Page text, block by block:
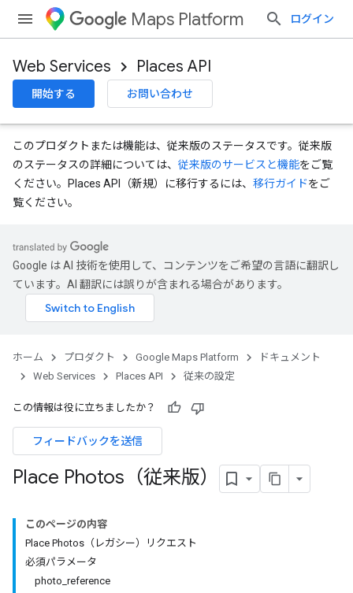
Maps Platform ログイン
Web Services Places API
開始する お問い合わせ
このプロダクトまたは機能は、従来版のステータスです。従来版
のステータスの詳細については、 従来版のサービスと機能をご覧
ください。Places API（新規）に移行するには、 移行ガイドをご
覧ください。
Google は AI 技術を使用して、コンテンツをご希望の言語に翻訳し
ています。AI 翻訳には誤りが含まれる場合があります。
ホーム プロダクト Google Maps Platform
ドキュメント
Web Services
Places API 従来の設定
この情報は役に立ちましたか？
フィードバックを送信
Place Photos（従来版）
このページの内容
Place Photos（レガシー）リクエスト
必須パラメータ
photo_reference